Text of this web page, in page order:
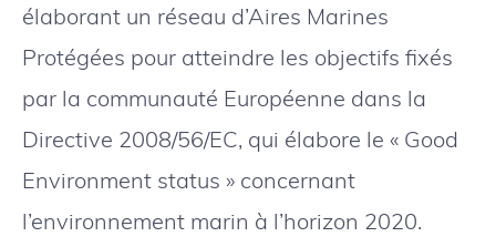
élaborant un réseau d’Aires Marines
Protégées pour atteindre les objectifs fixés
par la communauté Européenne dans la
Directive 2008/56/EC, qui élabore le « Good
Environment status » concernant
l’environnement marin à l’horizon 2020.